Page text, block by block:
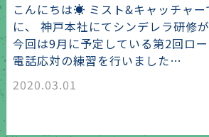
こんにちは☀️ ミスト&キャッチャ
に、 神戸本社にてシンデレラ研修
今回は9月に予定している第2回ロ
電話応対の練習を行いました…
2020.03.01